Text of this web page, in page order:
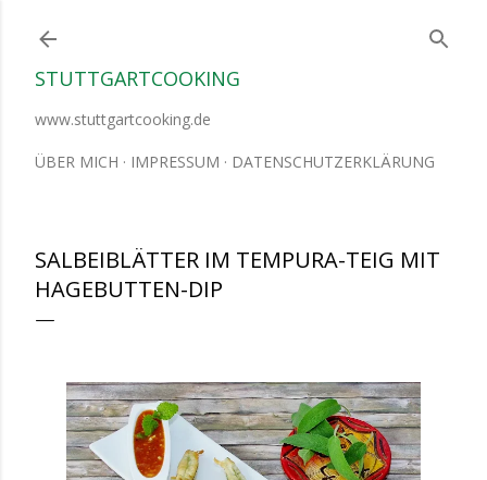
STUTTGARTCOOKING
www.stuttgartcooking.de
ÜBER MICH IMPRESSUM DATENSCHUTZERKLÄRUNG
SALBEIBLÄTTER IM TEMPURA-TEIG MIT
HAGEBUTTEN-DIP